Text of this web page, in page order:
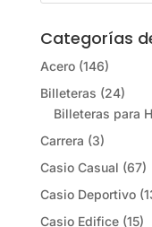
Categorías
Acero (146)
Billeteras (24)
Billeteras para
Carrera (3)
Casio Casual (67)
Casio Deportivo
Casio Edifice (15)